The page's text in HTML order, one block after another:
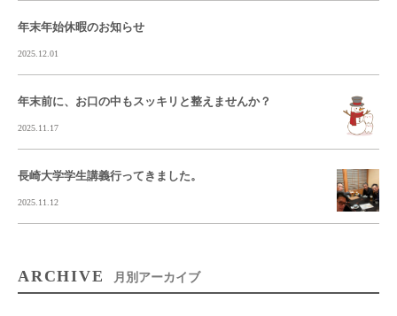
年末年始休暇のお知らせ
2025.12.01
年末前に、お口の中もスッキリと整えませんか？
2025.11.17
長崎大学学生講義行ってきました。
2025.11.12
ARCHIVE 月別アーカイブ